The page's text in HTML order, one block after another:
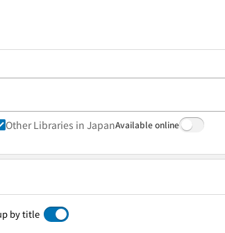
Other Libraries in JapanAvailable online
by title